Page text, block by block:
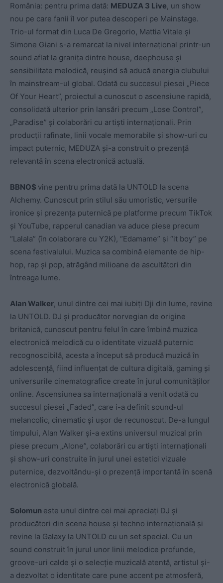
România: pentru prima dată: MEDUZA 3 Live, un show
nou pe care fanii îl vor putea descoperi pe Mainstage.
Trio-ul format din Luca De Gregorio, Mattia Vitale și
Simone Giani s-a remarcat la nivel internațional printr-un
sound aflat la granița dintre house, deephouse și
sensibilitate melodică, reușind să aducă energia clubului
în mainstream-ul global. Odată cu succesul piesei „Piece
Of Your Heart”, proiectul a cunoscut o ascensiune rapidă,
consolidată ulterior prin lansări precum „Lose Control”,
„Paradise” și colaborări cu artiști internaționali. Prin
producții rafinate, linii vocale memorabile și show-uri cu
impact puternic, MEDUZA și-a construit o prezență
relevantă în scena electronică actuală.
BBNO$ vine pentru prima dată la UNTOLD la scena
Alchemy. Cunoscut prin stilul său umoristic, versurile
ironice și prezența puternică pe platforme precum TikTok
și YouTube, rapperul canadian va aduce piese precum
“Lalala” (în colaborare cu Y2K), “Edamame” și “it boy” pe
scena festivalului. Muzica sa combină elemente de hip-
hop, rap și pop, atrăgând milioane de ascultători din
întreaga lume.
Alan Walker, unul dintre cei mai iubiți Dji din lume, revine
la UNTOLD. DJ și producător norvegian de origine
britanică, cunoscut pentru felul în care îmbină muzica
electronică melodică cu o identitate vizuală puternic
recognoscibilă, acesta a început să producă muzică în
adolescență, fiind influențat de cultura digitală, gaming și
universurile cinematografice create în jurul comunităților
online. Ascensiunea sa internațională a venit odată cu
succesul piesei „Faded”, care i-a definit sound-ul
melancolic, cinematic și ușor de recunoscut. De-a lungul
timpului, Alan Walker și-a extins universul muzical prin
piese precum „Alone”, colaborări cu artiști internaționali
și show-uri construite în jurul unei estetici vizuale
puternice, dezvoltându-și o prezență importantă în scenă
electronică globală.
Solomun este unul dintre cei mai apreciați DJ și
producători din scena house și techno internațională și
revine la Galaxy la UNTOLD cu un set special. Cu un
sound construit în jurul unor linii melodice profunde,
groove-uri calde și o selecție muzicală atentă, artistul și-
a dezvoltat o identitate care pune accent pe atmosferă,